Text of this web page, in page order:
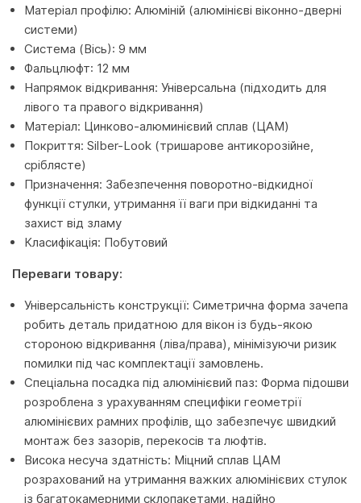
Матеріал профілю: Алюміній (алюмінієві віконно-дверні
системи)
Система (Вісь): 9 мм
Фальцлюфт: 12 мм
Напрямок відкривання: Універсальна (підходить для
лівого та правого відкривання)
Матеріал: Цинково-алюминієвий сплав (ЦАМ)
Покриття: Silber-Look (тришарове антикорозійне,
сріблясте)
Призначення: Забезпечення поворотно-відкидної
функції стулки, утримання її ваги при відкиданні та
захист від зламу
Класифікація: Побутовий
Переваги товару:
Універсальність конструкції: Симетрична форма зачепа
робить деталь придатною для вікон із будь-якою
стороною відкривання (ліва/права), мінімізуючи ризик
помилки під час комплектації замовлень.
Спеціальна посадка під алюмінієвий паз: Форма підошви
розроблена з урахуванням специфіки геометрії
алюмінієвих рамних профілів, що забезпечує швидкий
монтаж без зазорів, перекосів та люфтів.
Висока несуча здатність: Міцний сплав ЦАМ
розрахований на утримання важких алюмінієвих стулок
із багатокамерними склопакетами, надійно